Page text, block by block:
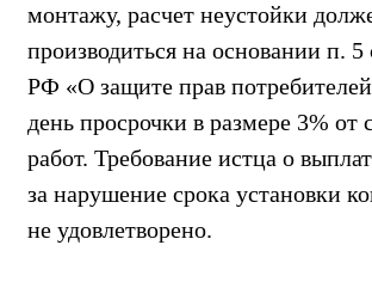
монтажу, расчет неустойки
производиться на основании п. 5
РФ «О защите прав
день просрочки в размере 3% от
работ. Требование истца о
за нарушение срока установки
не удовлетворено.